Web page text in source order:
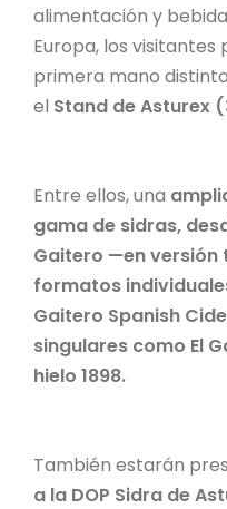
alimentación y
Europa, los
primera mano
el Stand de Asturex
Entre ellos, una
gama de sidras,
Gaitero —en
formatos
Gaitero Spanish
singulares como El
hielo 1898.
También estarán
a la DOP Sidra de